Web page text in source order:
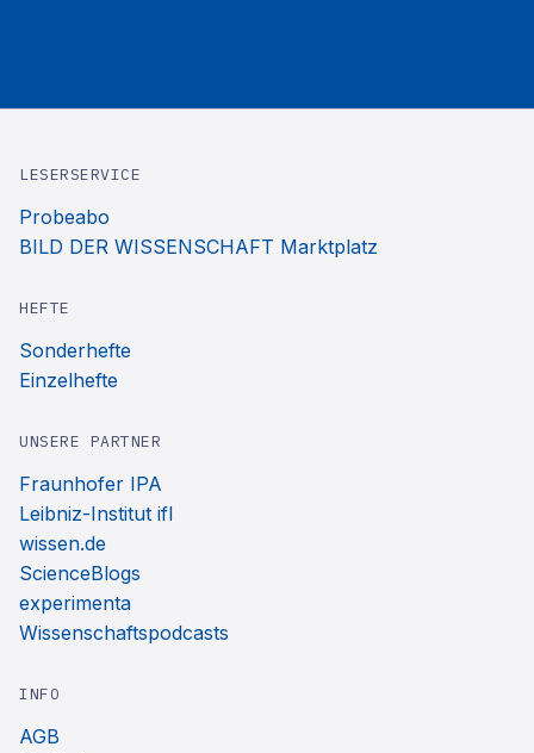
LESERSERVICE
Probeabo
BILD DER WISSENSCHAFT Marktplatz
HEFTE
Sonderhefte
Einzelhefte
UNSERE PARTNER
Fraunhofer IPA
Leibniz-Institut ifl
wissen.de
ScienceBlogs
experimenta
Wissenschaftspodcasts
INFO
AGB